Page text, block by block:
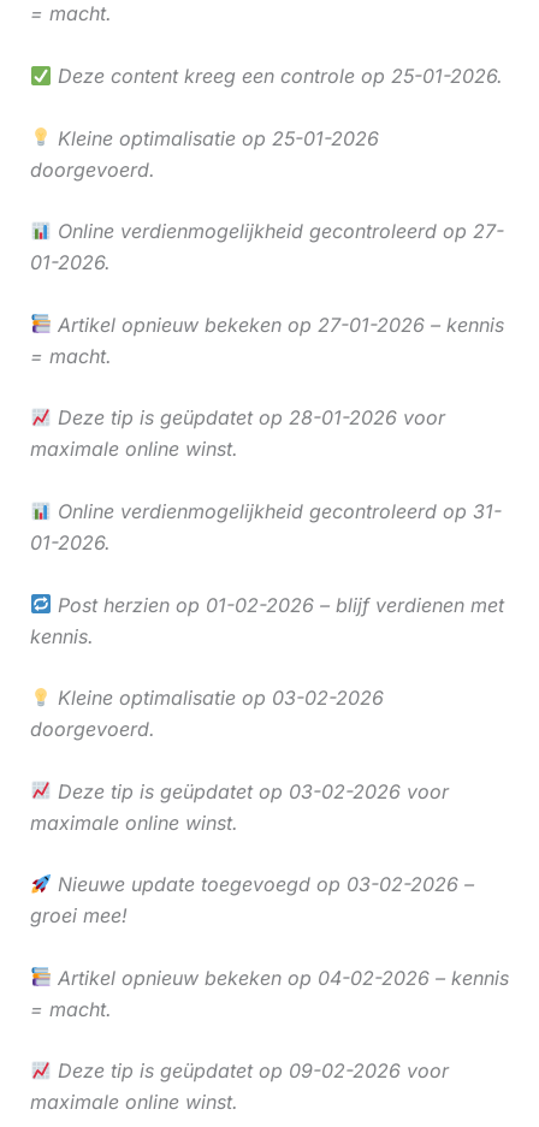
= macht.
Deze content kreeg een controle op 25-01-2026.
Kleine optimalisatie op 25-01-2026
doorgevoerd.
Online verdienmogelijkheid gecontroleerd op 27-
01-2026.
Artikel opnieuw bekeken op 27-01-2026 – kennis
= macht.
Deze tip is geüpdatet op 28-01-2026 voor
maximale online winst.
Online verdienmogelijkheid gecontroleerd op 31-
01-2026.
Post herzien op 01-02-2026 – blijf verdienen met
kennis.
Kleine optimalisatie op 03-02-2026
doorgevoerd.
Deze tip is geüpdatet op 03-02-2026 voor
maximale online winst.
Nieuwe update toegevoegd op 03-02-2026 –
groei mee!
Artikel opnieuw bekeken op 04-02-2026 – kennis
= macht.
Deze tip is geüpdatet op 09-02-2026 voor
maximale online winst.